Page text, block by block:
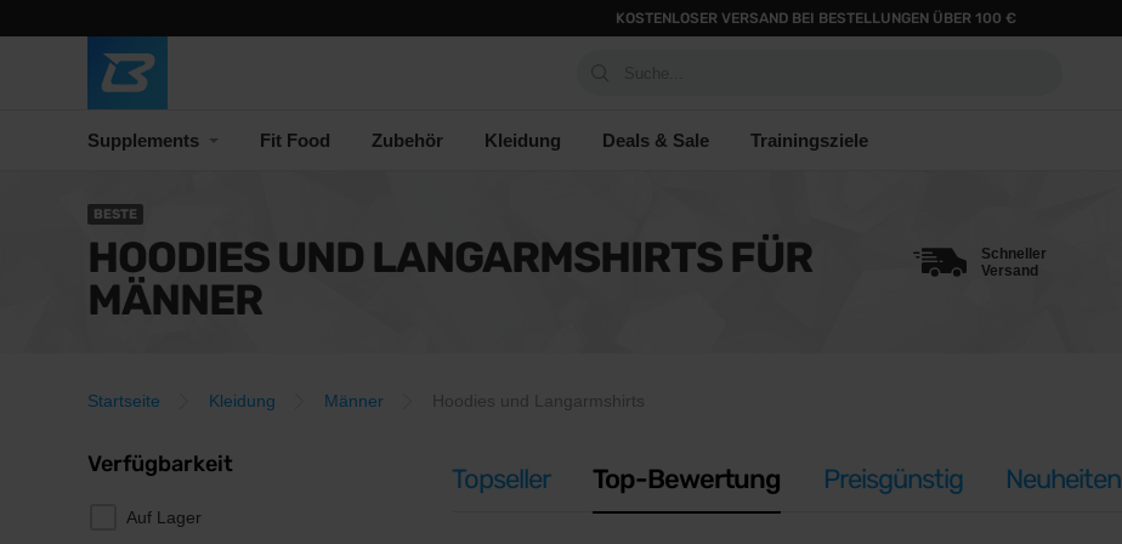
KOSTENLOSER VERSAND BEI BESTELLUNGEN ÜBER 100 €
Supplements Fit Food Zubehör Kleidung Deals & Sale Trainingsziele
BESTE
HOODIES UND LANGARMSHIRTS FÜR
MÄNNER
Schneller
Versand
Startseite Kleidung Männer Hoodies und Langarmshirts
Verfügbarkeit
Auf Lager
Topseller Top-Bewertung Preisgünstig Neuheiten